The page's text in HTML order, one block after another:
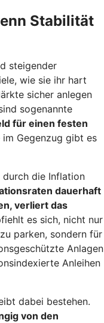
Stabilität
steigender
wie sie ihr hart
sicher anlegen
sogenannte
für einen festen
im Gegenzug gibt es
durch die Inflation
dauerhaft
verliert das
es sich, nicht nur
parken, sondern für
Anlagen
Anleihen
dabei bestehen.
von den